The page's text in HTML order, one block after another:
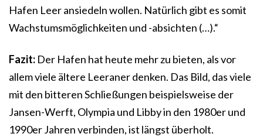
Hafen Leer ansiedeln wollen. Natürlich gibt es somit
Wachstumsmöglichkeiten und -absichten (…).“
Fazit: Der Hafen hat heute mehr zu bieten, als vor
allem viele ältere Leeraner denken. Das Bild, das viele
mit den bitteren Schließungen beispielsweise der
Jansen-Werft, Olympia und Libby in den 1980er und
1990er Jahren verbinden, ist längst überholt.